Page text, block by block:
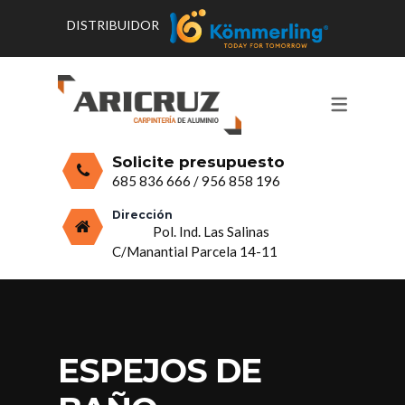
PRODUCTOS
PUERTAS, VENTANAS Y
CERRAMIENTOS, PORCHES Y TECHOS
ALUMINIO
CONTACTO Y HORARIOS
PRESUPUESTO
DISTRIBUIDOR
Solicite presupuesto
685 836 666 /956 858 196
Dirección
Pol. Ind. Las Salinas
C/Manantial Parcela 14-11
ESPEJOS DE